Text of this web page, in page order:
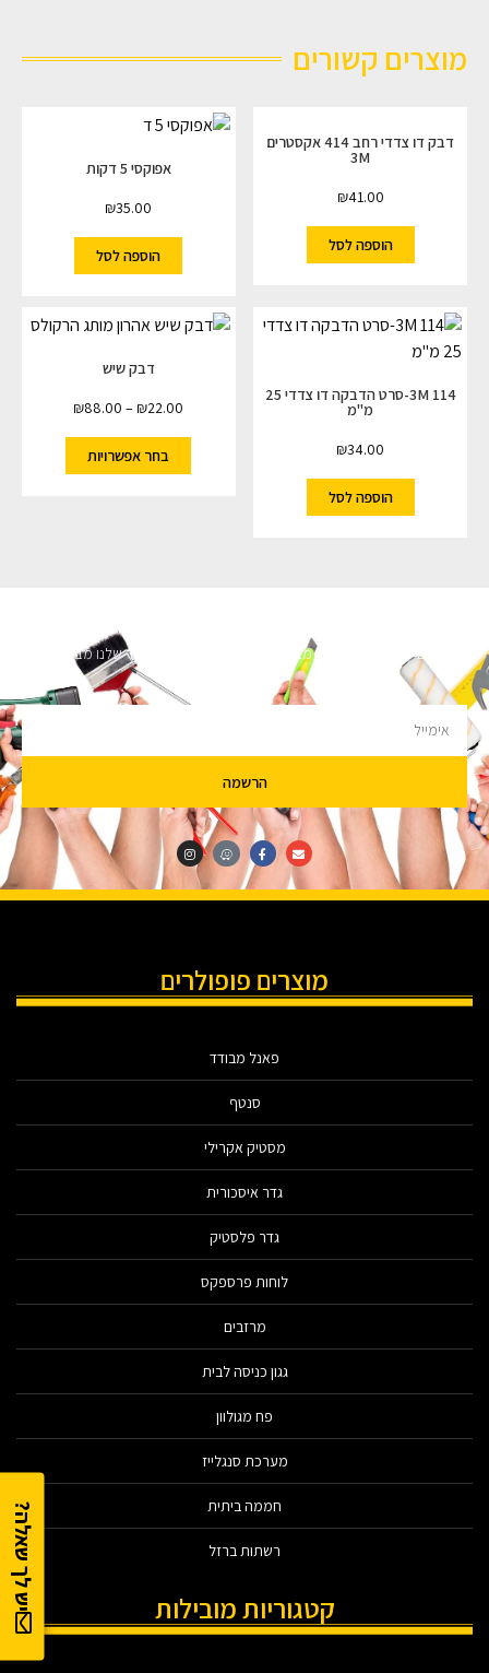
יש לך שאלה?
מוצרים קשורים
דבק דו צדדי רחב 414 אקסטרים
3M
₪41.00
הוספה לסל
אפוקסי 5 דקות
₪35.00
הוספה לסל
3M 114-סרט הדבקה דו צדדי 25
מ"מ
₪34.00
הוספה לסל
דבק שיש
₪22.00
–
₪88.00
בחר אפשרויות
השארו מעודכנים
מעוניינים לקבל עדכונים על מבצעים והנחות הירשמו לניוזלטר שלנו מבטיחים לא
הרשמה
מוצרים פופולרים
פאנל מבודד
סנטף
מסטיק אקרילי
גדר איסכורית
גדר פלסטיק
לוחות פרספקס
מרזבים
גגון כניסה לבית
פח מגולוון
מערכת סנגלייז
חממה ביתית
רשתות ברזל
קטגוריות מובילות